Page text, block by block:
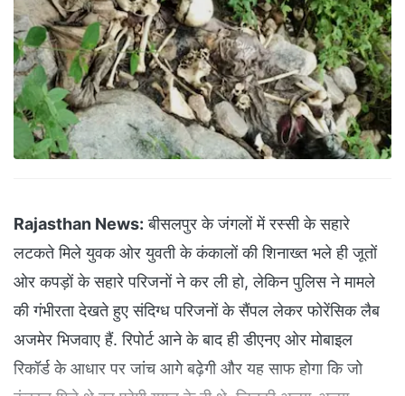
Rajasthan News: बीसलपुर के जंगलों में रस्सी के सहारे
लटकते मिले युवक ओर युवती के कंकालों की शिनाख्त भले ही जूतों
ओर कपड़ों के सहारे परिजनों ने कर ली हो, लेकिन पुलिस ने मामले
की गंभीरता देखते हुए संदिग्ध परिजनों के सैंपल लेकर फोरेंसिक लैब
अजमेर भिजवाए हैं. रिपोर्ट आने के बाद ही डीएनए ओर मोबाइल
रिकॉर्ड के आधार पर जांच आगे बढ़ेगी और यह साफ होगा कि जो